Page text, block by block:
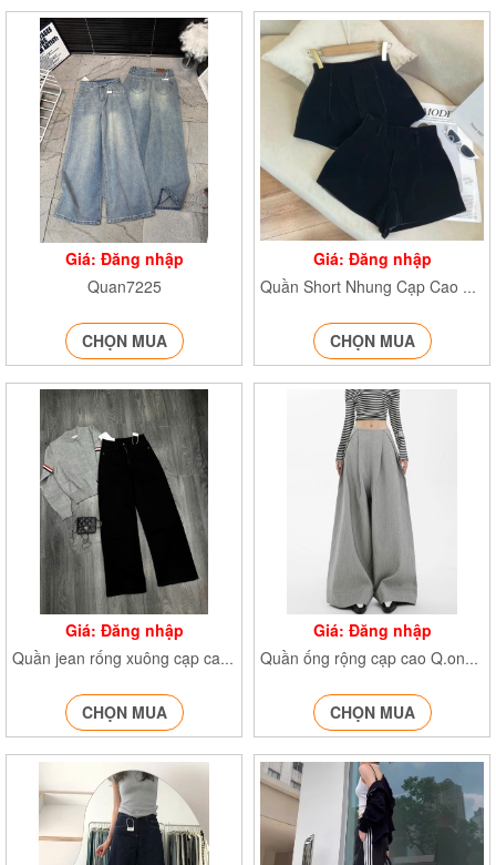
Giá: Đăng nhập
Quan7225
CHỌN MUA
Giá: Đăng nhập
Quần Short Nhung Cạp Cao QnhungN79
CHỌN MUA
Giá: Đăng nhập
Quần jean rống xuông cạp cao QJeancapcao7728
CHỌN MUA
Giá: Đăng nhập
Quần ống rộng cạp cao Q.ongrong389
CHỌN MUA